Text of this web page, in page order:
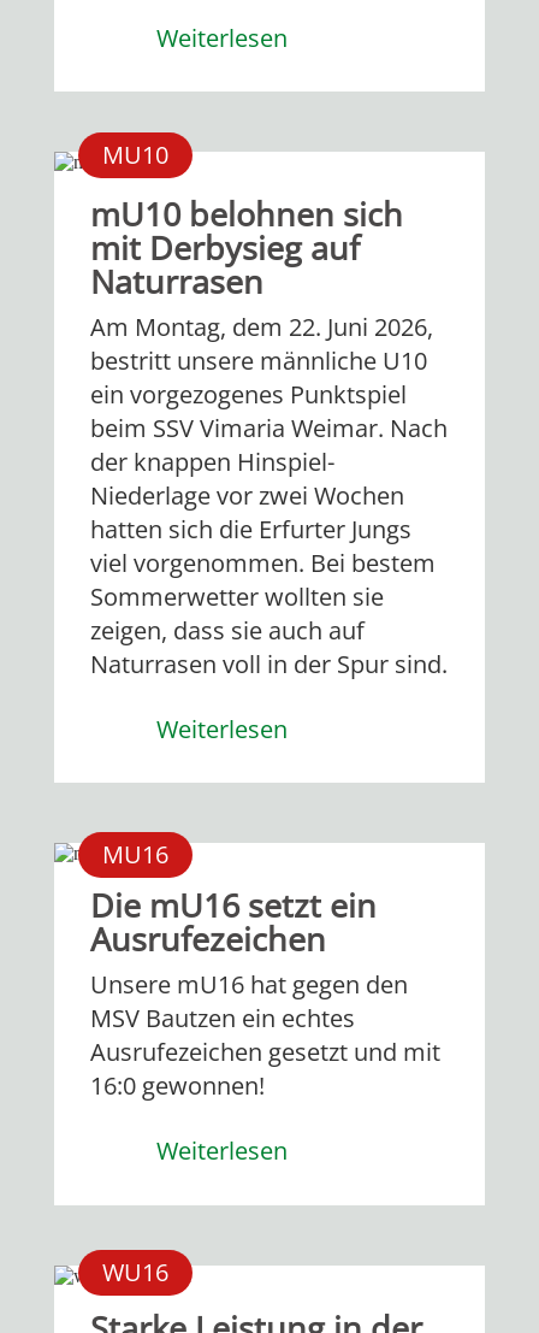
Weiterlesen
MU10
mU10 belohnen sich
mit Derbysieg auf
Naturrasen
Am Montag, dem 22. Juni 2026,
bestritt unsere männliche U10
ein vorgezogenes Punktspiel
beim SSV Vimaria Weimar. Nach
der knappen Hinspiel-
Niederlage vor zwei Wochen
hatten sich die Erfurter Jungs
viel vorgenommen. Bei bestem
Sommerwetter wollten sie
zeigen, dass sie auch auf
Naturrasen voll in der Spur sind.
Weiterlesen
MU16
Die mU16 setzt ein
Ausrufezeichen
Unsere mU16 hat gegen den
MSV Bautzen ein echtes
Ausrufezeichen gesetzt und mit
16:0 gewonnen!
Weiterlesen
WU16